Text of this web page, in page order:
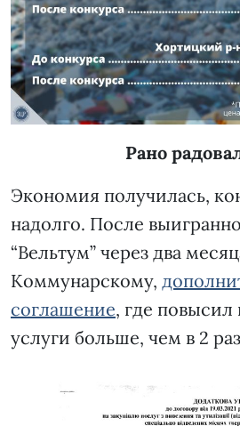
Рано
Экономия получилась,
надолго. После
“Вельтум” через два
Коммунарскому,
соглашение, где повысил
услуги больше, чем в 2